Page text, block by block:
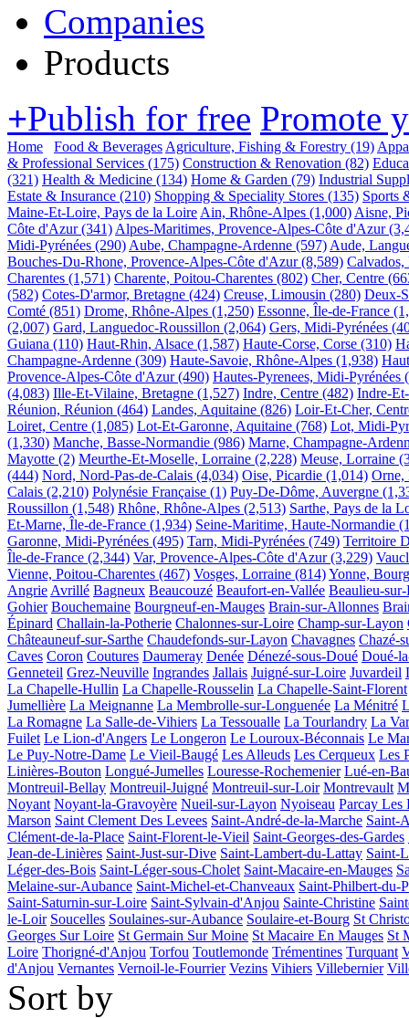
Companies
Products
+Publish for free Promote
Home Food & Beverages Agriculture, Fishing & Forestry (19)
& Professional Services (175) Construction & Renovation (82)
(321) Health & Medicine (134) Home & Garden (79) Industrial
Estate & Insurance (210) Shopping & Speciality Stores (135) Sports
Maine-Et-Loire, Pays de la Loire Ain, Rhône-Alpes (1,000) Aisne,
Côte d'Azur (341) Alpes-Maritimes, Provence-Alpes-Côte d'Azur
Midi-Pyrénées (290) Aube, Champagne-Ardenne (597) Aude,
Bouches-Du-Rhone, Provence-Alpes-Côte d'Azur (8,589) Calvados,
Charentes (1,571) Charente, Poitou-Charentes (802) Cher, Centre
(582) Cotes-D'armor, Bretagne (424) Creuse, Limousin (280) Deux-
Comté (851) Drome, Rhône-Alpes (1,250) Essonne, Île-de-France
(2,007) Gard, Languedoc-Roussillon (2,064) Gers, Midi-Pyrénées
Guiana (110) Haut-Rhin, Alsace (1,587) Haute-Corse, Corse (310)
Champagne-Ardenne (309) Haute-Savoie, Rhône-Alpes (1,938)
Provence-Alpes-Côte d'Azur (490) Hautes-Pyrenees, Midi-Pyrénées
(4,083) Ille-Et-Vilaine, Bretagne (1,527) Indre, Centre (482) Indre-
Réunion, Réunion (464) Landes, Aquitaine (826) Loir-Et-Cher,
Loiret, Centre (1,085) Lot-Et-Garonne, Aquitaine (768) Lot, Midi-
(1,330) Manche, Basse-Normandie (986) Marne, Champagne-
Mayotte (2) Meurthe-Et-Moselle, Lorraine (2,228) Meuse, Lorraine
(444) Nord, Nord-Pas-de-Calais (4,034) Oise, Picardie (1,014) Orne,
Calais (2,210) Polynésie Française (1) Puy-De-Dôme, Auvergne
Roussillon (1,548) Rhône, Rhône-Alpes (2,513) Sarthe, Pays de la
Et-Marne, Île-de-France (1,934) Seine-Maritime, Haute-Normandie
Garonne, Midi-Pyrénées (495) Tarn, Midi-Pyrénées (749) Territoire
Île-de-France (2,344) Var, Provence-Alpes-Côte d'Azur (3,229)
Vienne, Poitou-Charentes (467) Vosges, Lorraine (814)Yonne,
Angrie Avrillé Bagneux Beaucouzé Beaufort-en-Vallée Beaulieu-
Gohier Bouchemaine Bourgneuf-en-Mauges Brain-sur-Allonnes
Épinard Challain-la-Potherie Chalonnes-sur-Loire Champ-sur-Layon
Châteauneuf-sur-Sarthe Chaudefonds-sur-Layon Chavagnes Chazé-
Caves Coron Coutures Daumeray Denée Dénezé-sous-Doué Doué-
Genneteil Grez-Neuville Ingrandes Jallais Juigné-sur-Loire Juvardeil
La Chapelle-Hullin La Chapelle-Rousselin La Chapelle-Saint-Florent
Jumellière La Meignanne La Membrolle-sur-Longuenée La Ménitré
La Romagne La Salle-de-Vihiers La Tessoualle La Tourlandry La
Fuilet Le Lion-d'Angers Le Longeron Le Louroux-Béconnais Le
Le Puy-Notre-Dame Le Vieil-Baugé Les Alleuds Les Cerqueux Les
Linières-Bouton Longué-Jumelles Louresse-Rochemenier Lué-en-
Montreuil-Bellay Montreuil-Juigné Montreuil-sur-Loir Montrevault
Noyant Noyant-la-Gravoyère Nueil-sur-Layon Nyoiseau Parcay Les
Marson Saint Clement Des Levees Saint-André-de-la-Marche Saint-
Clément-de-la-Place Saint-Florent-le-Vieil Saint-Georges-des-Gardes
Jean-de-Linières Saint-Just-sur-Dive Saint-Lambert-du-Lattay Saint-
Léger-des-Bois Saint-Léger-sous-Cholet Saint-Macaire-en-Mauges
Melaine-sur-Aubance Saint-Michel-et-Chanveaux Saint-Philbert-du-
Saint-Saturnin-sur-Loire Saint-Sylvain-d'Anjou Sainte-Christine
le-Loir Soucelles Soulaines-sur-Aubance Soulaire-et-Bourg St
Georges Sur Loire St Germain Sur Moine St Macaire En Mauges St
Loire Thorigné-d'Anjou Torfou Toutlemonde Trémentines Turquant
d'Anjou Vernantes Vernoil-le-Fourrier Vezins Vihiers Villebernier
Sort by